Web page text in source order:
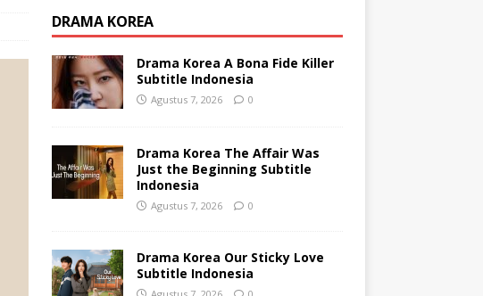
DRAMA KOREA
Drama Korea A Bona Fide Killer
Subtitle Indonesia
Agustus 7, 2026 0
Drama Korea The Affair Was
Just the Beginning Subtitle
Indonesia
Agustus 7, 2026 0
Drama Korea Our Sticky Love
Subtitle Indonesia